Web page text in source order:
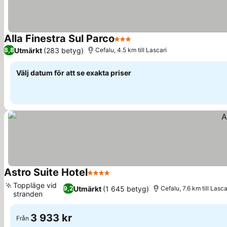
Alla Finestra Sul Parco3 Stjärnor
8,8Utmärkt (283 betyg) Cefalu, 4.5 km till Lascari
Välj datum för att se exakta priser
Astro Suite Hotel4 Stjärnor
9,2Utmärkt (1 645 betyg)
Toppläge vid
stranden
Cefalu, 7.6 km till
Från 3 933 kr